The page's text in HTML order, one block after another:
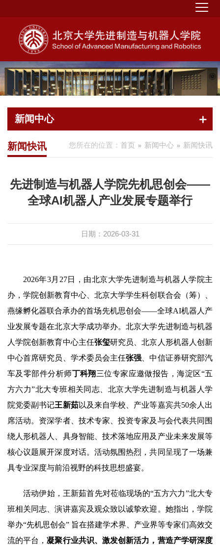
新闻中心
您所在的位置： 首页 新闻中心 新闻快讯
新闻快讯
先进制造与机器人学院先机思创会——
全球AI机器人产业发展专题举行
日期：2026-03-31
2026年3月27日，由北京大学先进制造与机器人学院主
办，学院创新教育中心、北京大学学生科创联合会（筹）、
燕缘孵化器联合承办的首场先机思创会——全球AI机器人产
业发展专题在北京大学成功举办。北京大学先进制造与机器
人学院创新教育中心主任张玺研究员、北京人形机器人创新
中心首席研究员、学术委员会主任张强 、中信证券研究部汽
车及零部件分析师丁科翔 三位专家应邀做报告，海淀区“五
方六力”北大专班相关同志、北京大学先进制造与机器人学
院党委副书记王新茹以及来自学校、产业等嘉宾共50余人出
席活动。资深学者、技术专家、投资专家及与会代表共同围
绕人形机器人、具身智能、技术落地应用及产业未来发展等
核心议题展开深度对话。活动氛围热烈，共同呈现了一场兼
具专业深度与前沿视野的科技思想盛宴。
活动伊始，王新茹首先对莅临现场的“五方六力”北大专
班相关同志、演讲嘉宾及观众致以诚挚欢迎。她指出，学院
举办“先机思创会” 旨在搭建学术界、产业界等专家们高效交
流的平台，凝聚行业共识、激发创新活力，营造产学研深度